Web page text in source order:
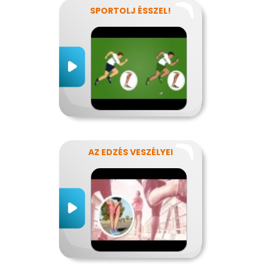
SPORTOLJ ÉSSZEL!
AZ EDZÉS VESZÉLYEI